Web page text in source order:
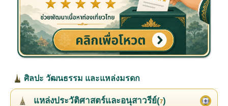
ศิลปะ วัฒนธรรม และแหล่งมรดก
แหล่งประวัติศาสตร์และอนุสาวรีย์(7)